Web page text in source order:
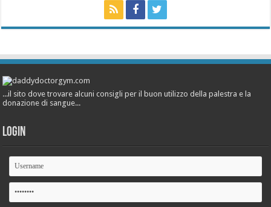
...il sito dove trovare alcuni consigli per il buon utilizzo della palestra e la
donazione di sangue...
Login